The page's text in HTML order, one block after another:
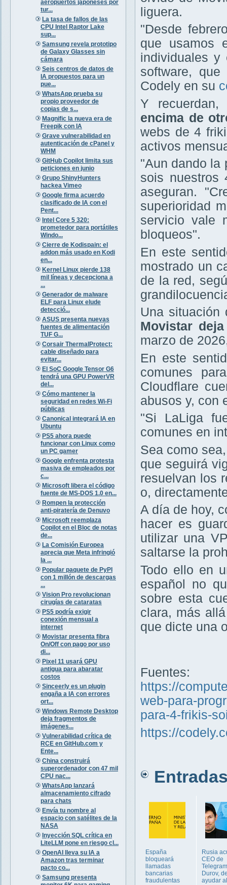
aeropuertos japoneses por
tur...
La tasa de fallos de las
CPU Intel Raptor Lake
sup...
Samsung revela prototipo
de Galaxy Glasses sin
cámara
Seis centros de datos de
IA propuestos para un
pue...
WhatsApp prueba su
propio proveedor de
copias de s...
Magnific la nueva era de
Freepik con IA
Grave vulnerabilidad en
autenticación de cPanel y
WHM
GitHub Copilot limita sus
peticiones en junio
Grupo ShinyHunters
hackea Vimeo
Google firma acuerdo
clasificado de IA con el
Pent...
Intel Core 5 320:
prometedor para portátiles
Windo...
Cierre de Kodispain: el
addon más usado en Kodi
en...
Kernel Linux pierde 138
mil líneas y decepciona a
...
Generador de malware
ELF para Linux elude
detecció...
ASUS presenta nuevas
fuentes de alimentación
TUF G...
Corsair ThermalProtect:
cable diseñado para
evitar...
El SoC Google Tensor G6
tendrá una GPU PowerVR
del...
Cómo mantener la
seguridad en redes Wi-Fi
públicas
Canonical integrará IA en
Ubuntu
PS5 ahora puede
funcionar con Linux como
un PC gamer
Google enfrenta protesta
masiva de empleados por
c...
Microsoft libera el código
fuente de MS-DOS 1.0 en...
Rompen la protección
anti-piratería de Denuvo
Microsoft reemplaza
Copilot en el Bloc de notas
de...
La Comisión Europea
aprecia que Meta infringió
la ...
Popular paquete de PyPI
con 1 millón de descargas
...
Vision Pro revolucionan
cirugías de cataratas
PS5 podría exigir
conexión mensual a
internet
Movistar presenta fibra
On/Off con pago por uso
di...
Pixel 11 usará GPU
antigua para abaratar
costos
Sinceerly es un plugin
engaña a IA con errores
ort...
Windows Remote Desktop
deja fragmentos de
imágenes...
Vulnerabilidad crítica de
RCE en GitHub.com y
Ente...
China construirá
superordenador con 47 mil
CPU nac...
WhatsApp lanzará
almacenamiento cifrado
para chats
Envía tu nombre al
espacio con satélites de la
NASA
Inyección SQL crítica en
LiteLLM pone en riesgo cl...
OpenAI lleva su IA a
Amazon tras terminar
pacto co...
Samsung presenta
liguera.
"Desde
que usamos
individuales y
software,
Codely en su
Y
encima de
webs de 4
activos
"Aun dando la
sois nuestros
aseguran.
superioridad
servicio vale
bloqueos".
En este
mostrado un
de la red,
Una
Movistar
marzo de
En este
comunes
Cloudflare
abusos y, con
"Si LaLiga
comunes en
Sea como
que seguirá
resuelvan los
o,
A día de hoy,
hacer es
utilizar una
saltarse la
Todo ello en
español no
sobre esta
clara, más
que dicte una
Fuentes:
https://
web-para-
para-4-frikis-
https://
Entradas
España
bloqueará
llamadas
bancarias
fraudulentas
Rusia
CEO de
Durov,
ayudar al